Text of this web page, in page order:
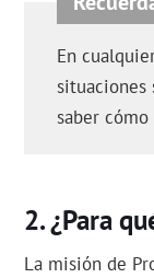
En
situaciones
saber
¿Para
La misión de